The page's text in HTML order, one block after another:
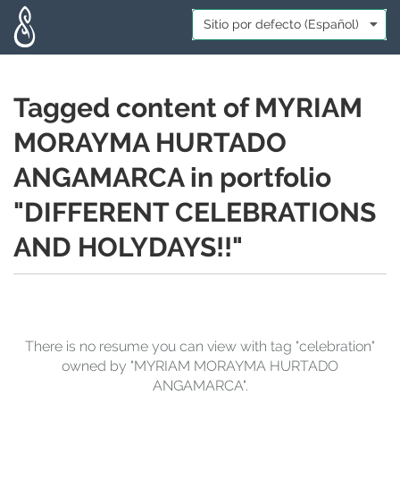
Idioma:
Tagged content of MYRIAM
MORAYMA HURTADO
ANGAMARCA in portfolio
"DIFFERENT CELEBRATIONS
AND HOLYDAYS!!"
There is no resume you can view with tag "celebration"
owned by "MYRIAM MORAYMA HURTADO
ANGAMARCA".